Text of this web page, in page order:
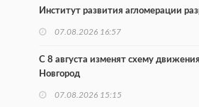
Институт развития агломерации
07.08.2026 16:57
С 8 августа изменят схему
Новгород
07.08.2026 15:15